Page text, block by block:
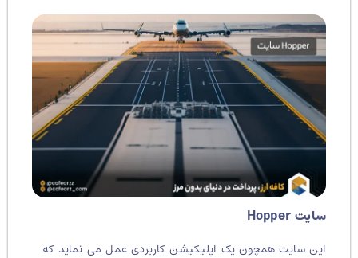
سایت Hopper
این سایت همچون یک اپلیکیشن کاربردی عمل می نماید که